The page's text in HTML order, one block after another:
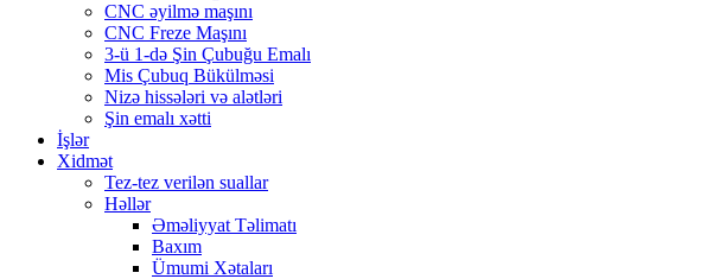
CNC əyilmə maşını
CNC Freze Maşını
3-ü 1-də Şin Çubuğu Emalı
Mis Çubuq Bükülməsi
Nizə hissələri və alətləri
Şin emalı xətti
İşlər
Xidmət
Tez-tez verilən suallar
Həllər
Əməliyyat Təlimatı
Baxım
Ümumi Xətaları